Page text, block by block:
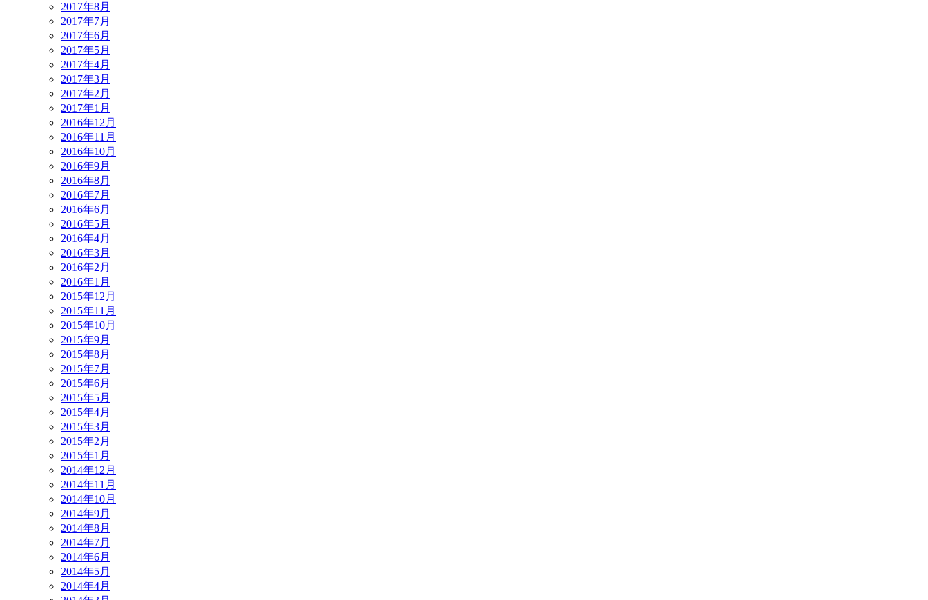
2017年8月
2017年7月
2017年6月
2017年5月
2017年4月
2017年3月
2017年2月
2017年1月
2016年12月
2016年11月
2016年10月
2016年9月
2016年8月
2016年7月
2016年6月
2016年5月
2016年4月
2016年3月
2016年2月
2016年1月
2015年12月
2015年11月
2015年10月
2015年9月
2015年8月
2015年7月
2015年6月
2015年5月
2015年4月
2015年3月
2015年2月
2015年1月
2014年12月
2014年11月
2014年10月
2014年9月
2014年8月
2014年7月
2014年6月
2014年5月
2014年4月